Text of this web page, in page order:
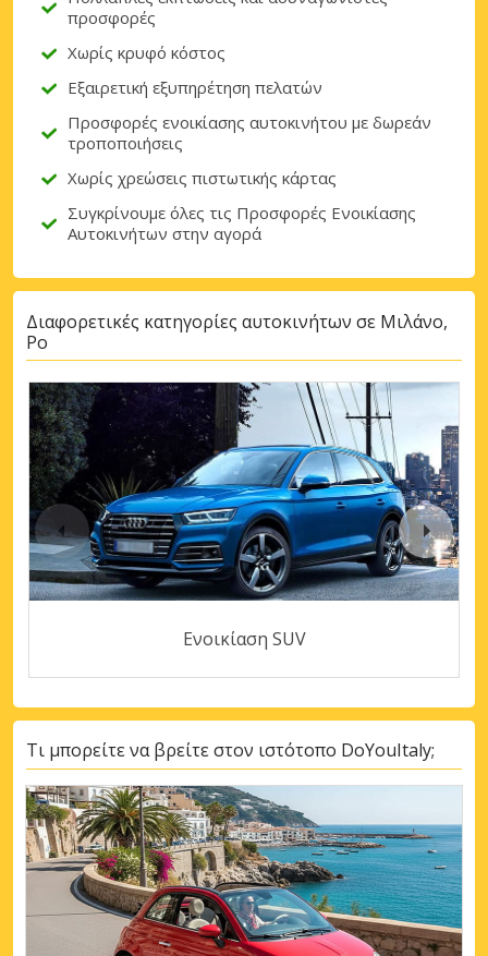
προσφορές
Χωρίς κρυφό κόστος
Εξαιρετική εξυπηρέτηση πελατών
Προσφορές ενοικίασης αυτοκινήτου με δωρεάν
τροποποιήσεις
Χωρίς χρεώσεις πιστωτικής κάρτας
Συγκρίνουμε όλες τις Προσφορές Ενοικίασης
Αυτοκινήτων στην αγορά
Διαφορετικές κατηγορίες αυτοκινήτων σε Μιλάνο,
Ρο
Ενοικίαση SUV
Τι μπορείτε να βρείτε στον ιστότοπο DoYouItaly;